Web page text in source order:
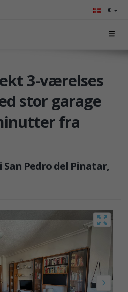
€
3-værelses
stor garage
fra
Pedro del Pinatar,